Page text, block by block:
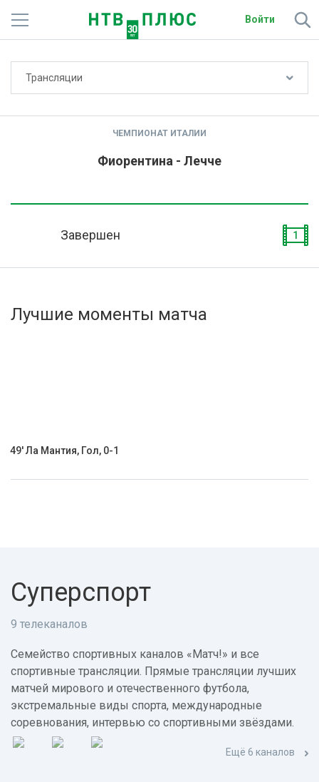
Войти
Активировать промокод
Трансляции
ЧЕМПИОНАТ ИТАЛИИ
Фиорентина - Лечче
Завершен 1
Лучшие моменты матча
49' Ла Мантия, Гол, 0-1
Суперспорт
9 телеканалов
Семейство спортивных каналов «Матч!» и все
спортивные трансляции. Прямые трансляции лучших
матчей мирового и отечественного футбола,
экстремальные виды спорта, международные
соревнования, интервью со спортивными звёздами.
Ещё 6 каналов